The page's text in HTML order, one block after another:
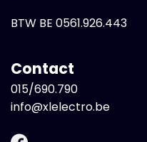
BTW BE 0561.926.443
Contact
015/690.790
info@xlelectro.be